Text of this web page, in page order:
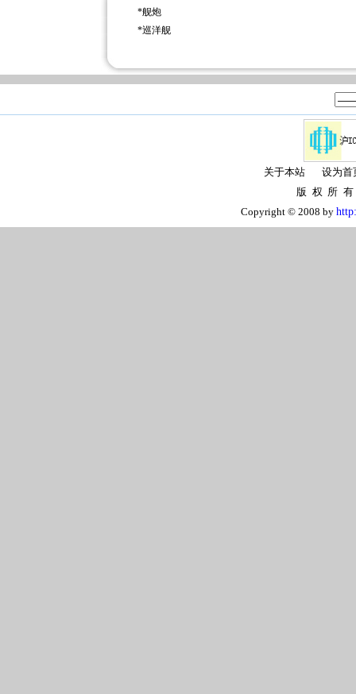
*舰炮
*巡洋舰